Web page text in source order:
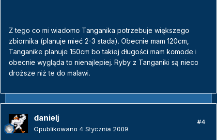
Z tego co mi wiadomo Tanganika potrzebuje większego
zbiornika (planuje mieć 2-3 stada). Obecnie mam 120cm,
Tanganike planuje 150cm bo takiej długości mam komode i
obecnie wygląda to nienajlepiej. Ryby z Tanganiki są nieco
droższe niż te do malawi.
danielj
Opublikowano 4 Stycznia 2009
#4